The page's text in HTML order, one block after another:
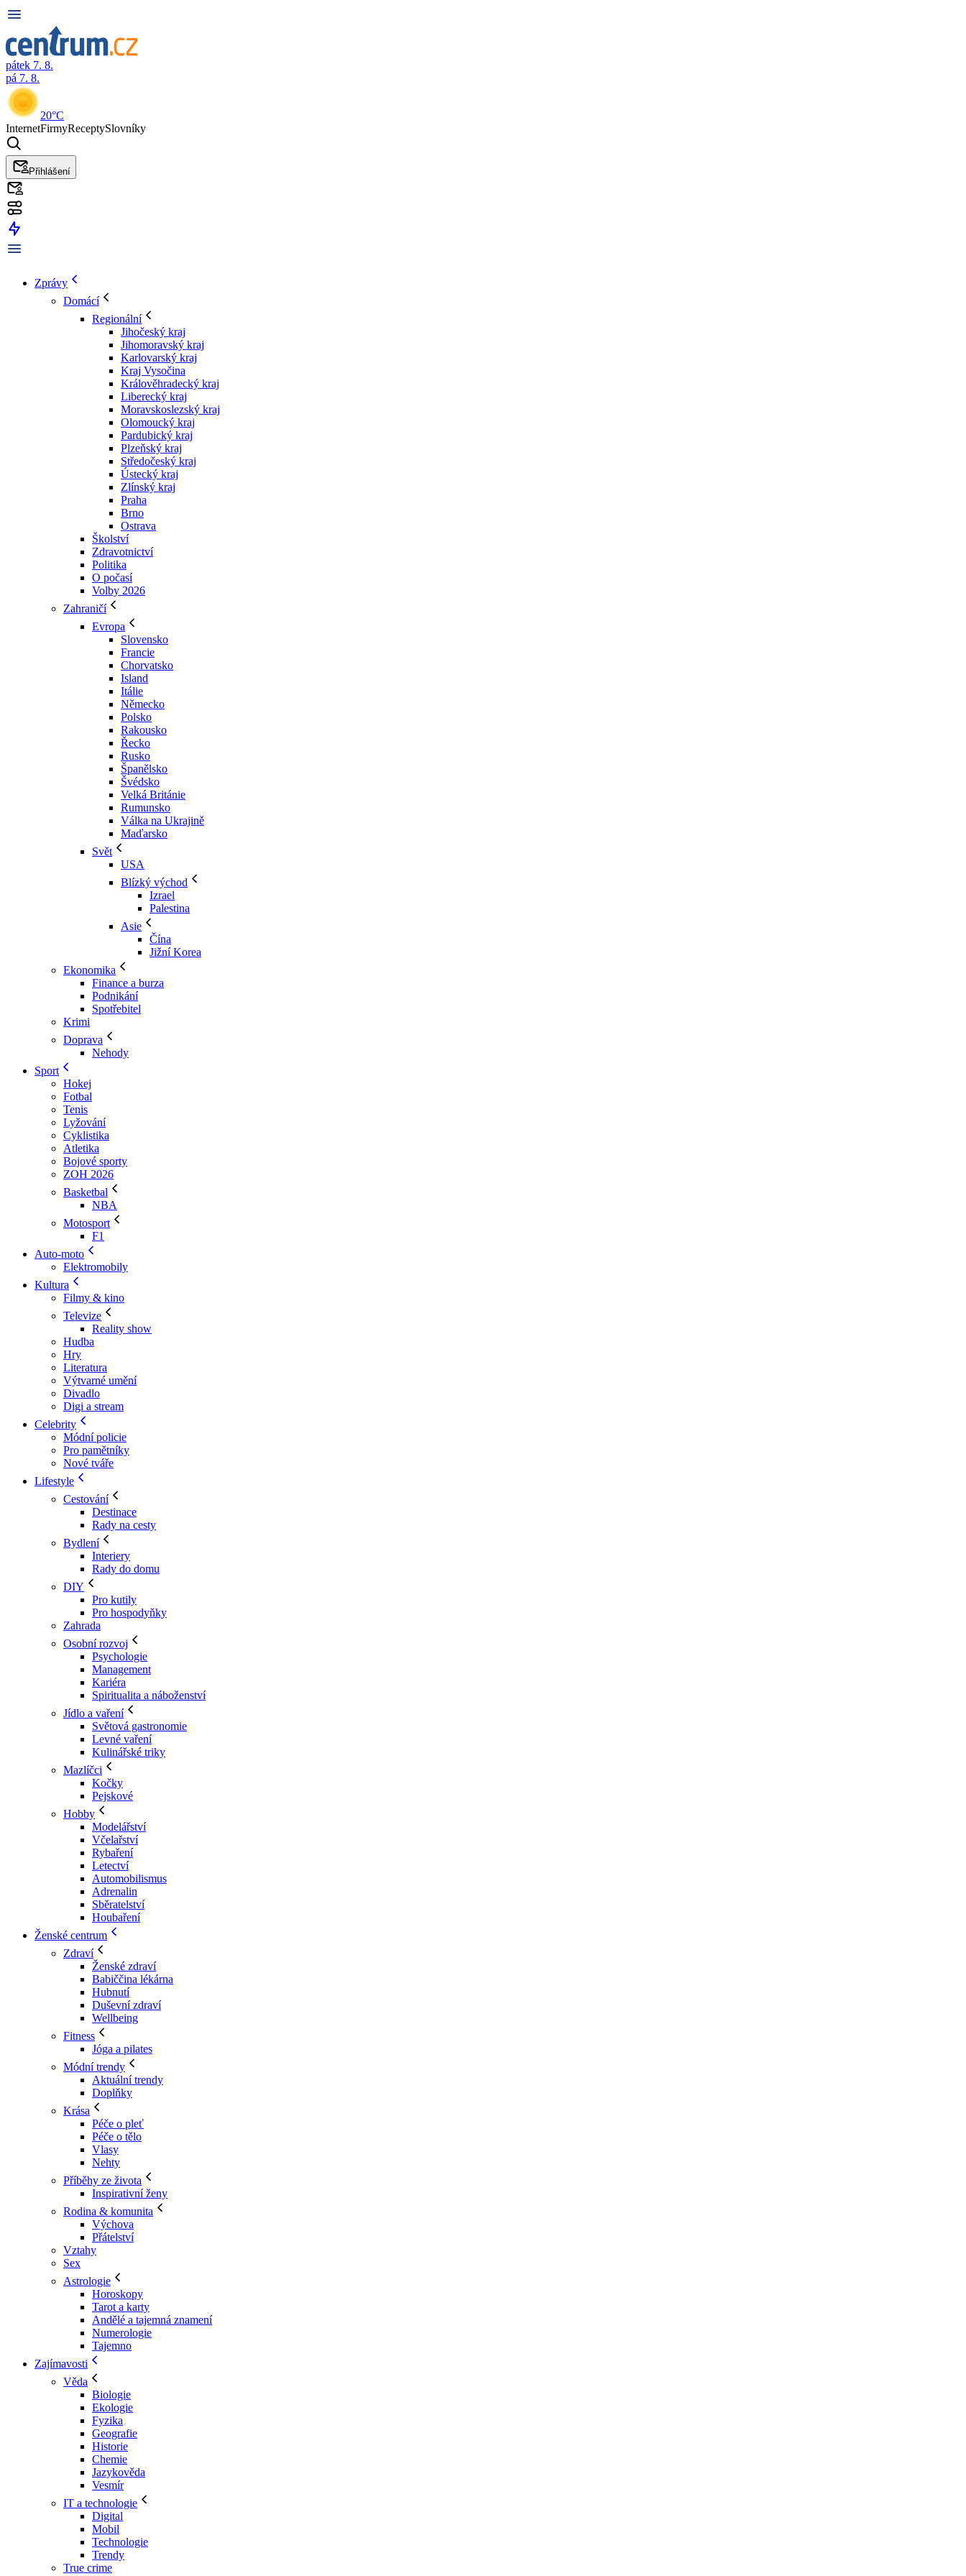
pátek 7. 8.
pá 7. 8.
20°C
InternetFirmyReceptySlovníky
Přihlášení
Zprávy
Domácí
Regionální
Jihočeský kraj
Jihomoravský kraj
Karlovarský kraj
Kraj Vysočina
Králověhradecký kraj
Liberecký kraj
Moravskoslezský kraj
Olomoucký kraj
Pardubický kraj
Plzeňský kraj
Středočeský kraj
Ústecký kraj
Zlínský kraj
Praha
Brno
Ostrava
Školství
Zdravotnictví
Politika
O počasí
Volby 2026
Zahraničí
Evropa
Slovensko
Francie
Chorvatsko
Island
Itálie
Německo
Polsko
Rakousko
Řecko
Rusko
Španělsko
Švédsko
Velká Británie
Rumunsko
Válka na Ukrajině
Maďarsko
Svět
USA
Blízký východ
Izrael
Palestina
Asie
Čína
Jižní Korea
Ekonomika
Finance a burza
Podnikání
Spotřebitel
Krimi
Doprava
Nehody
Sport
Hokej
Fotbal
Tenis
Lyžování
Cyklistika
Atletika
Bojové sporty
ZOH 2026
Basketbal
NBA
Motosport
F1
Auto-moto
Elektromobily
Kultura
Filmy & kino
Televize
Reality show
Hudba
Hry
Literatura
Výtvarné umění
Divadlo
Digi a stream
Celebrity
Módní policie
Pro pamětníky
Nové tváře
Lifestyle
Cestování
Destinace
Rady na cesty
Bydlení
Interiery
Rady do domu
DIY
Pro kutily
Pro hospodyňky
Zahrada
Osobní rozvoj
Psychologie
Management
Kariéra
Spiritualita a náboženství
Jídlo a vaření
Světová gastronomie
Levné vaření
Kulinářské triky
Mazlíčci
Kočky
Pejskové
Hobby
Modelářství
Včelařství
Rybaření
Letectví
Automobilismus
Adrenalin
Sběratelství
Houbaření
Ženské centrum
Zdraví
Ženské zdraví
Babiččina lékárna
Hubnutí
Duševní zdraví
Wellbeing
Fitness
Jóga a pilates
Módní trendy
Aktuální trendy
Doplňky
Krása
Péče o pleť
Péče o tělo
Vlasy
Nehty
Příběhy ze života
Inspirativní ženy
Rodina & komunita
Výchova
Přátelství
Vztahy
Sex
Astrologie
Horoskopy
Tarot a karty
Andělé a tajemná znamení
Numerologie
Tajemno
Zajímavosti
Věda
Biologie
Ekologie
Fyzika
Geografie
Historie
Chemie
Jazykověda
Vesmír
IT a technologie
Digital
Mobil
Technologie
Trendy
True crime